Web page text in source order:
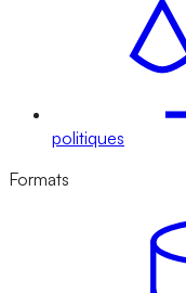
politiques
Formats